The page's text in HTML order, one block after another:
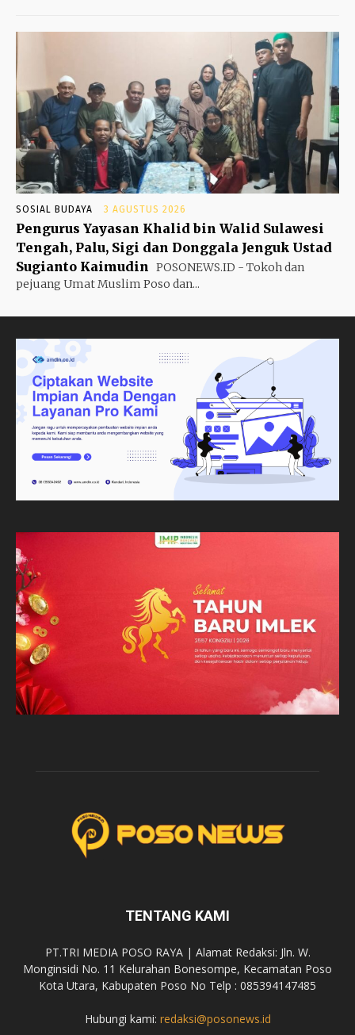
SOSIAL BUDAYA 3 AGUSTUS 2026
Pengurus Yayasan Khalid bin Walid Sulawesi
Tengah, Palu, Sigi dan Donggala Jenguk Ustad
Sugianto Kaimudin POSONEWS.ID - Tokoh dan
pejuang Umat Muslim Poso dan...
TENTANG KAMI
PT.TRI MEDIA POSO RAYA | Alamat Redaksi: Jln. W.
Monginsidi No. 11 Kelurahan Bonesompe, Kecamatan Poso
Kota Utara, Kabupaten Poso No Telp : 085394147485
Hubungi kami: redaksi@posonews.id